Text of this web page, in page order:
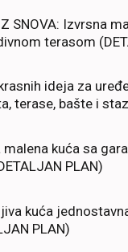
SNOVA: Izvrsna
terasom
ideja za
terase, bašte i
malena kuća sa
PLAN)
kuća
PLAN)